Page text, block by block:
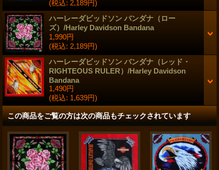
(税込: 2,189円)
ハーレーダビッドソン バンダナ（ロー
ズ）/Harley Davidson Bandana
1,990円
(税込: 2,189円)
ハーレーダビッドソン バンダナ（レッド・
RIGHTEOUS RULER）/Harley Davidson
Bandana
1,490円
(税込: 1,639円)
この商品をご覧の方は次の商品もチェックされています